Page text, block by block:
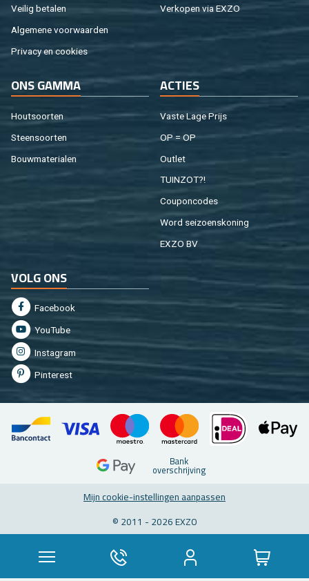
Vei­lig be­ta­len
Al­ge­me­ne voor­waar­den
Pri­va­cy en coo­kies
Ver­ko­pen via EXZO
ONS GAMMA
Hout­soor­ten
Steen­soor­ten
Bouw­ma­te­ri­a­len
AC­TIES
Vaste Lage Prijs
OP = OP
Out­let
TUIN­ZOT?!
Cou­pon­co­des
Word sei­zoens­ko­ning
EXZO BV
VOLG ONS
Fa­cebook
You­Tu­be
In­st­agram
Pin­te­rest
Bank
over­schrij­ving
Mijn coo­kie-in­stel­lin­gen aan­pas­sen
© 2011 - 2026 EXZO